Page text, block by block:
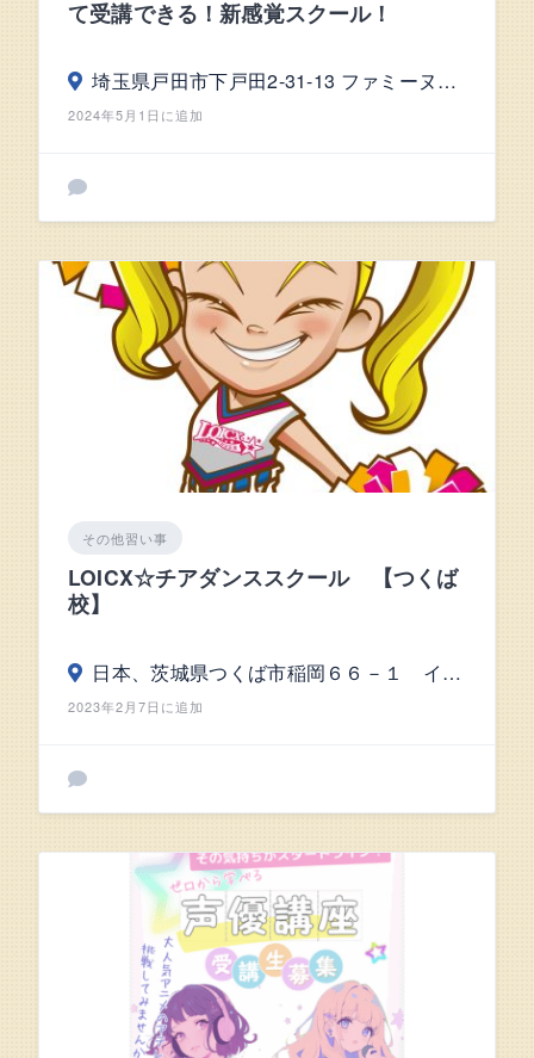
て受講できる！新感覚スクール！
埼玉県戸田市下戸田2-31-13 ファミーヌ・コヌマ1階
2024年5月1日に追加
その他習い事
LOICX☆チアダンススクール 【つくば
校】
日本、茨城県つくば市稲岡６６－１ イオンモールつくば3F
2023年2月7日に追加